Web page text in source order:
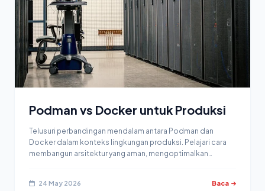
Podman vs Docker untuk Produksi
Telusuri perbandingan mendalam antara Podman dan
Docker dalam konteks lingkungan produksi. Pelajari cara
membangun arsitektur yang aman, mengoptimalkan…
24 May 2026 Baca